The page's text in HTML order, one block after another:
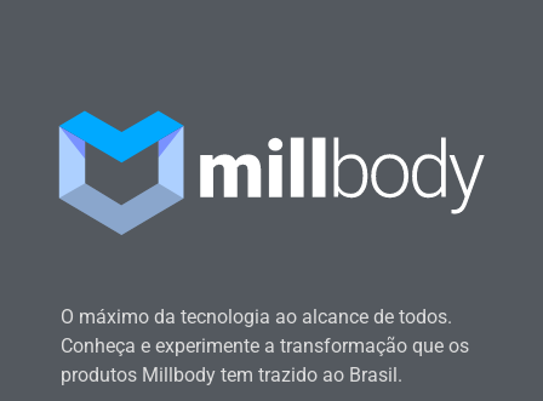
O máximo da tecnologia ao alcance de todos.
Conheça e experimente a transformação que os
produtos Millbody tem trazido ao Brasil.